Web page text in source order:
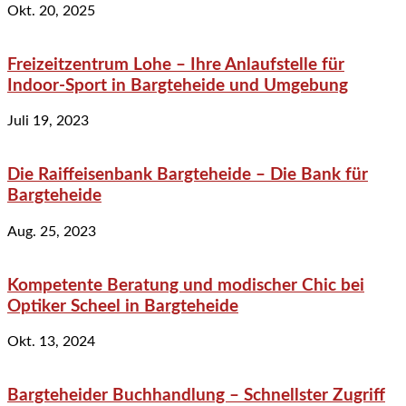
Okt. 20, 2025
Freizeitzentrum Lohe – Ihre Anlaufstelle für
Indoor-Sport in Bargteheide und Umgebung
Juli 19, 2023
Die Raiffeisenbank Bargteheide – Die Bank für
Bargteheide
Aug. 25, 2023
Kompetente Beratung und modischer Chic bei
Optiker Scheel in Bargteheide
Okt. 13, 2024
Bargteheider Buchhandlung – Schnellster Zugriff